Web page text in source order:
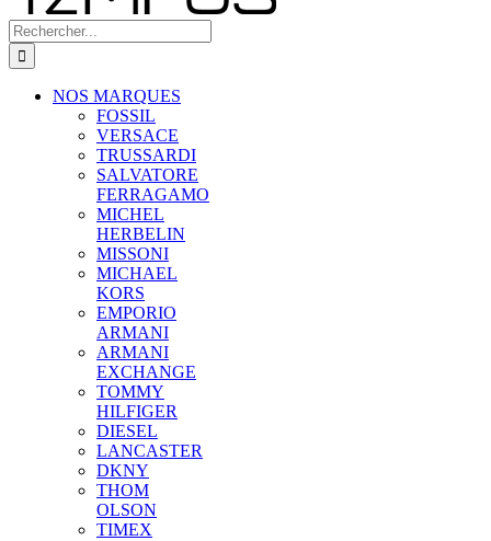
Rechercher:
NOS MARQUES
FOSSIL
VERSACE
TRUSSARDI
SALVATORE
FERRAGAMO
MICHEL
HERBELIN
MISSONI
MICHAEL
KORS
EMPORIO
ARMANI
ARMANI
EXCHANGE
TOMMY
HILFIGER
DIESEL
LANCASTER
DKNY
THOM
OLSON
TIMEX